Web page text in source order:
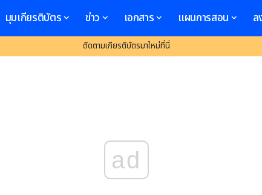
มุมเกียรติบัตร ข่าว เอกสาร แผนการสอน
ติดตามเกียรติบัตรมาใหม่ที่นี่
ad